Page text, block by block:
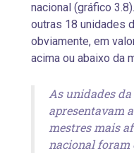
nacional (gráfico
outras 18 unidades
obviamente, em
acima ou abaixo da
As unidades da
apresentavam
mestres mais
nacional foram